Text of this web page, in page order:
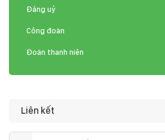
Đảng uỷ
Công đoàn
Đoàn thanh niên
Liên kết